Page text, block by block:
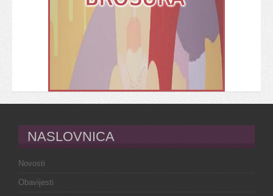
NASLOVNICA
Novosti
Obavijesti